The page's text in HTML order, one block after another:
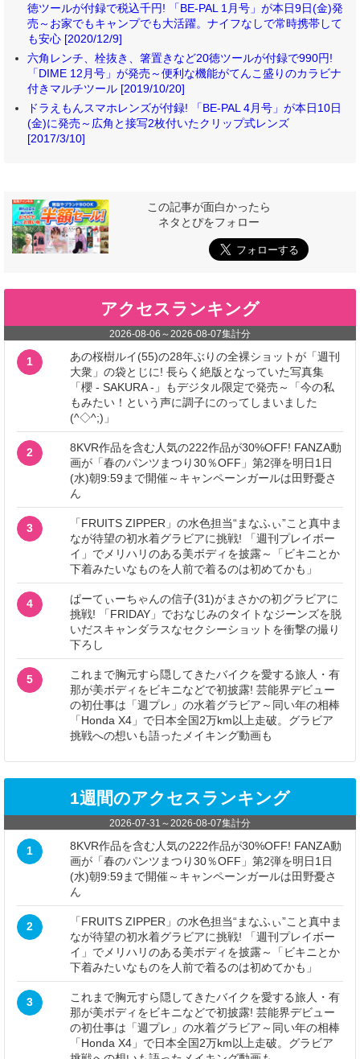
徳ツールが付録で税込千円! 「BE-PAL 1月号」が本日9日(金)発
売～お家でもキャンプでも大活躍。ナイフなしで常時携帯して
も安心 [2020/12/9]
六角レンチ、栓抜き、箸置きなど20徳ツールが付録で990円!
「DIME 12月号」が発売～便利な機能がてんこ盛りのカラビナ
付きマルチツール [2019/10/20]
ドラえもんスマホレンズが付録! 「BE-PAL 4月号」が本日10日
(金)に発売～広角と接写2枚付いたクリップ式レンズ
[2017/3/10]
この記事が面白かったら
ネタとぴをフォロー
アクセスランキング
2026-08-06 ～ 2026-08-07集計分
1
あの桜樹ルイ(55)の28年ぶりの全裸ショットが「週刊
大衆」の袋とじに! 長らく絶版となっていた写真集
「櫻 - SAKURA -」もデジタル限定で発売～「今の私
もみたい！という声に調子にのってしまいました
(^◇^;)」
2
8KVR作品を含む人気の222作品が30%OFF! FANZA動
画が「春のパンツまつり30％OFF」第2弾を明日1日
(水)朝9:59まで開催～キャンペーンガールは田野憂さ
ん
3
「FRUITS ZIPPER」の水色担当“まなふぃ”こと真中ま
なが待望の初水着グラビアに挑戦! 「週刊プレイボー
イ」でメリハリのある美ボディを披露～「ビキニとか
下着みたいなものを人前で着るのは初めてかも」
4
ぱーてぃーちゃんの信子(31)がまさかの初グラビアに
挑戦! 「FRIDAY」でおなじみのタイトなジーンズを脱
いだスキャンダラスなセクシーショットを衝撃の撮り
下ろし
5
これまで胸元すら隠してきたバイクを愛する旅人・有
那が美ボディをビキニなどで初披露! 芸能界デビュー
の初仕事は「週プレ」の水着グラビア～同い年の相棒
「Honda X4」で日本全国2万km以上走破。グラビア
挑戦への想いも語ったメイキング動画も
1週間のアクセスランキング
2026-07-31 ～ 2026-08-07集計分
1
8KVR作品を含む人気の222作品が30%OFF! FANZA動
画が「春のパンツまつり30％OFF」第2弾を明日1日
(水)朝9:59まで開催～キャンペーンガールは田野憂さ
ん
2
「FRUITS ZIPPER」の水色担当“まなふぃ”こと真中ま
なが待望の初水着グラビアに挑戦! 「週刊プレイボー
イ」でメリハリのある美ボディを披露～「ビキニとか
下着みたいなものを人前で着るのは初めてかも」
3
これまで胸元すら隠してきたバイクを愛する旅人・有
那が美ボディをビキニなどで初披露! 芸能界デビュー
の初仕事は「週プレ」の水着グラビア～同い年の相棒
「Honda X4」で日本全国2万km以上走破。グラビア